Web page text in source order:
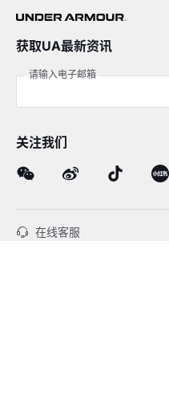
获取UA最新资讯
请输入电子邮箱
关注我们
在线客服